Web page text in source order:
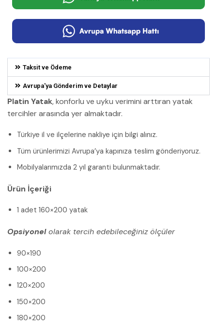
Taksit ve Ödeme
Avrupa'ya Gönderim ve Detaylar
Platin Yatak, konforlu ve uyku verimini arttıran yatak
tercihler arasında yer almaktadır.
Türkiye il ve ilçelerine nakliye için bilgi alınız.
Tüm ürünlerimizi Avrupa’ya kapınıza teslim gönderiyoruz.
Mobilyalarımızda 2 yıl garanti bulunmaktadır.
Ürün İçeriği
1 adet 160×200 yatak
Opsiyonelolarak tercih edebileceğiniz ölçüler
90×190
100×200
120×200
150×200
180×200